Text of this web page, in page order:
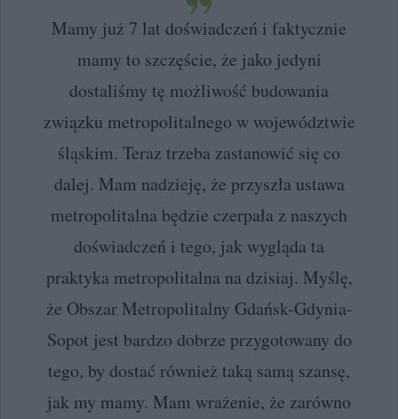
Mamy już 7 lat doświadczeń i faktycznie
mamy to szczęście, że jako jedyni
dostaliśmy tę możliwość budowania
związku metropolitalnego w województwie
śląskim. Teraz trzeba zastanowić się co
dalej. Mam nadzieję, że przyszła ustawa
metropolitalna będzie czerpała z naszych
doświadczeń i tego, jak wygląda ta
praktyka metropolitalna na dzisiaj. Myślę,
że Obszar Metropolitalny Gdańsk-Gdynia-
Sopot jest bardzo dobrze przygotowany do
tego, by dostać również taką samą szansę,
jak my mamy. Mam wrażenie, że zarówno